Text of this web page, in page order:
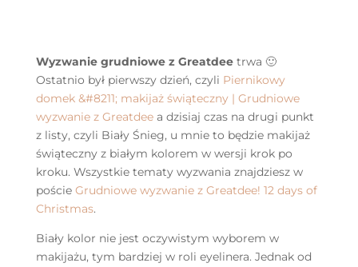
Wyzwanie grudniowe z Greatdeetrwa 🙂
Ostatnio był pierwszy dzień, czyli Piernikowy
domek &#8211; makijaż świąteczny | Grudniowe
wyzwanie z Greatdeea dzisiaj czas na drugi punkt
z listy, czyli Biały Śnieg, u mnie to będzie makijaż
świąteczny z białym kolorem w wersji krok po
kroku. Wszystkie tematy wyzwania znajdziesz w
poście Grudniowe wyzwanie z Greatdee! 12 days of
Christmas.
Biały kolor nie jest oczywistym wyborem w
makijażu, tym bardziej w roli eyelinera. Jednak od